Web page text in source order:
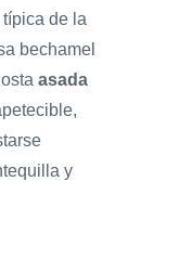
de la
bechamel
asada
y